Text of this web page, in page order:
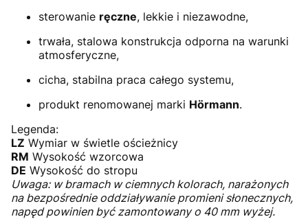
sterowanie ręczne, lekkie i niezawodne,
trwała, stalowa konstrukcja odporna na warunki
atmosferyczne,
cicha, stabilna praca całego systemu,
produkt renomowanej marki Hörmann.
Legenda:
LZ Wymiar w świetle ościeżnicy
RM Wysokość wzorcowa
DE Wysokość do stropu
Uwaga: w bramach w ciemnych kolorach, narażonych
na bezpośrednie oddziaływanie promieni słonecznych,
napęd powinien być zamontowany o 40 mm wyżej.